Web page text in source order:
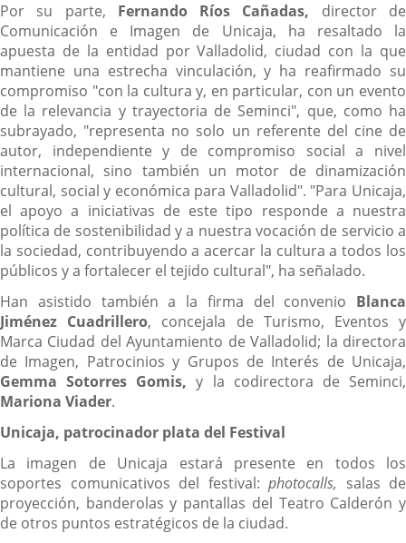
Por su parte, Fernando Ríos Cañadas, director de
Comunicación e Imagen de Unicaja, ha resaltado la
apuesta de la entidad por Valladolid, ciudad con la que
mantiene una estrecha vinculación, y ha reafirmado su
compromiso "con la cultura y, en particular, con un evento
de la relevancia y trayectoria de Seminci", que, como ha
subrayado, "representa no solo un referente del cine de
autor, independiente y de compromiso social a nivel
internacional, sino también un motor de dinamización
cultural, social y económica para Valladolid". "Para Unicaja,
el apoyo a iniciativas de este tipo responde a nuestra
política de sostenibilidad y a nuestra vocación de servicio a
la sociedad, contribuyendo a acercar la cultura a todos los
públicos y a fortalecer el tejido cultural", ha señalado.
Han asistido también a la firma del convenio Blanca
Jiménez Cuadrillero, concejala de Turismo, Eventos y
Marca Ciudad del Ayuntamiento de Valladolid; la directora
de Imagen, Patrocinios y Grupos de Interés de Unicaja,
Gemma Sotorres Gomis, y la codirectora de Seminci,
Mariona Viader.
Unicaja, patrocinador plata del Festival
La imagen de Unicaja estará presente en todos los
soportes comunicativos del festival: photocalls, salas de
proyección, banderolas y pantallas del Teatro Calderón y
de otros puntos estratégicos de la ciudad.